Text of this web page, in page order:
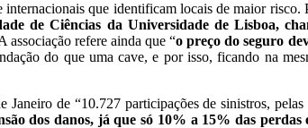
que identificam locais de maior risco.
de Ciências da Universidade de Lisboa,
associação refere ainda que “o preço do seguro
do que uma cave, e por isso, ficando na
de “10.727 participações de sinistros,
dos danos, já que só 10% a 15% das perdas